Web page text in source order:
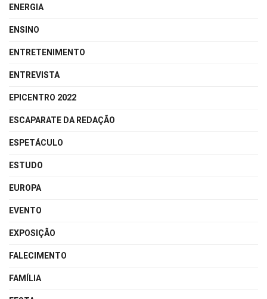
ENERGIA
ENSINO
ENTRETENIMENTO
ENTREVISTA
EPICENTRO 2022
ESCAPARATE DA REDAÇÃO
ESPETÁCULO
ESTUDO
EUROPA
EVENTO
EXPOSIÇÃO
FALECIMENTO
FAMÍLIA